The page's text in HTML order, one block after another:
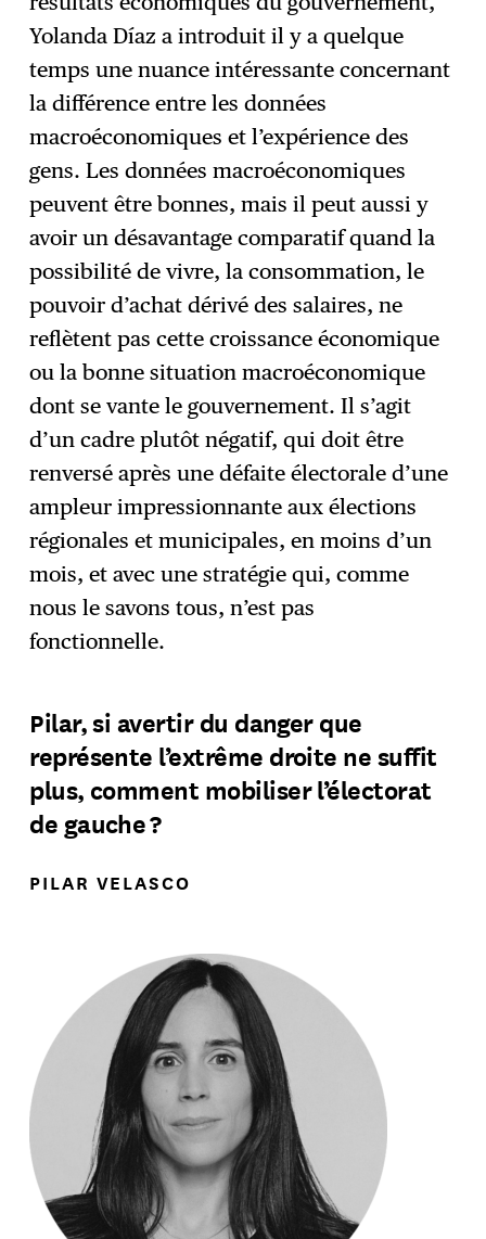
Yolanda Díaz a introduit il y a quelque
temps une nuance intéressante concernant
la différence entre les données
macroéconomiques et l’expérience des
gens. Les données macroéconomiques
peuvent être bonnes, mais il peut aussi y
avoir un désavantage comparatif quand la
possibilité de vivre, la consommation, le
pouvoir d’achat dérivé des salaires, ne
reflètent pas cette croissance économique
ou la bonne situation macroéconomique
dont se vante le gouvernement. Il s’agit
d’un cadre plutôt négatif, qui doit être
renversé après une défaite électorale d’une
ampleur impressionnante aux élections
régionales et municipales, en moins d’un
mois, et avec une stratégie qui, comme
nous le savons tous, n’est pas
fonctionnelle.
Pilar, si avertir du danger que
représente l’extrême droite ne suffit
plus, comment mobiliser l’électorat
de gauche ?
PILAR VELASCO